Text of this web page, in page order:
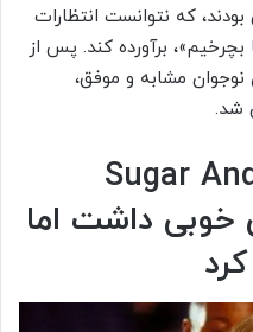
که نتوانست انتظارات
برآورده کند. پس از
مشابه و موفق،
شد.
Sugar
داشت اما